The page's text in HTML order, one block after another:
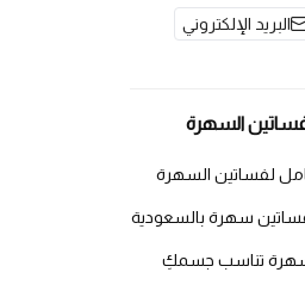
البريد الإلكتروني
السهرة
لفساتين السهرة
سهرة بالسعودية
تناسب جسمكِ